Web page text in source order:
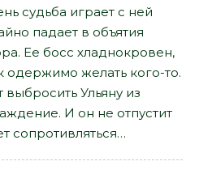
судьба играет с ней
падает в объятия
Ее босс хладнокровен,
одержимо желать кого-то.
Ульяну из
И он не отпустит
сопротивляться…